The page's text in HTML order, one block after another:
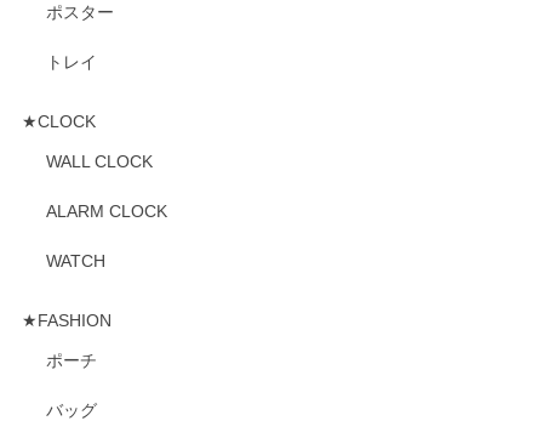
ポスター
トレイ
★CLOCK
WALL CLOCK
ALARM CLOCK
WATCH
★FASHION
ポーチ
バッグ